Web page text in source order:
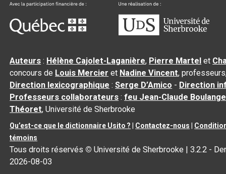
Auteurs : Hélène Cajolet-Laganière, Pierre Martel et
concours de Louis Mercier et Nadine Vincent,
Direction lexicographique :Serge D’Amico - Direction
Professeurs collaborateurs :feu Jean-Claude
Théoret, Université de Sherbrooke
Qu’est-ce que le dictionnaire Usito ? Contactez-nous
témoins
Tous droits réservés © Université de Sherbrooke |3.2.2 -
2026-08-03